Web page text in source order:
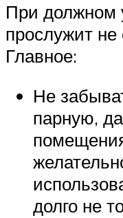
При должном
прослужит не
Главное:
Не
парную,
долго не